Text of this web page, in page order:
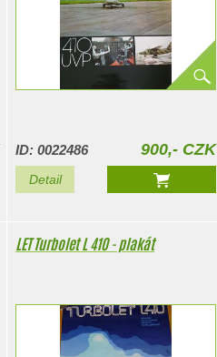
ID: 0022486 900,- CZK
Detail
LET Turbolet L 410 - plakát